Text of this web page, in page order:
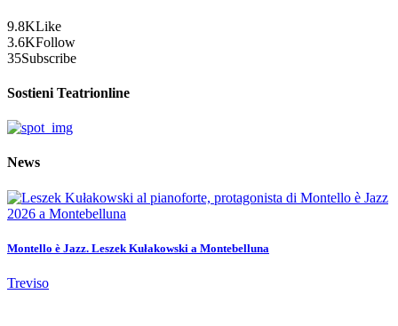
9.8KLike
3.6KFollow
35Subscribe
Sostieni Teatrionline
News
Montello è Jazz. Leszek Kułakowski a Montebelluna
Treviso